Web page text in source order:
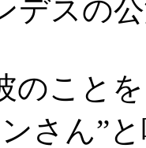
デスの
のこと
さん”